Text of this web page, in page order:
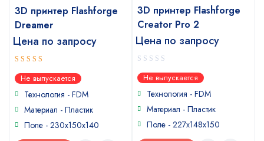
3D принтер Flashforge
Dreamer
Цена по запросу
5out of 5
Не выпускается
Технология - FDM
Материал - Пластик
Поле - 230x150x140
3D принтер Flashforge
Creator Pro 2
Цена по запросу
0
out
of
Не выпускается
Технология - FDM
Материал - Пластик
Поле - 227x148x150